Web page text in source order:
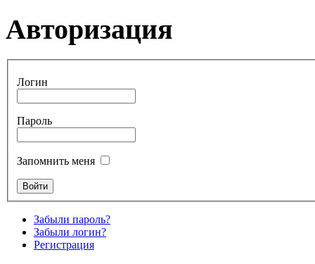
Авторизация
Логин
Пароль
Запомнить меня
Забыли пароль?
Забыли логин?
Регистрация